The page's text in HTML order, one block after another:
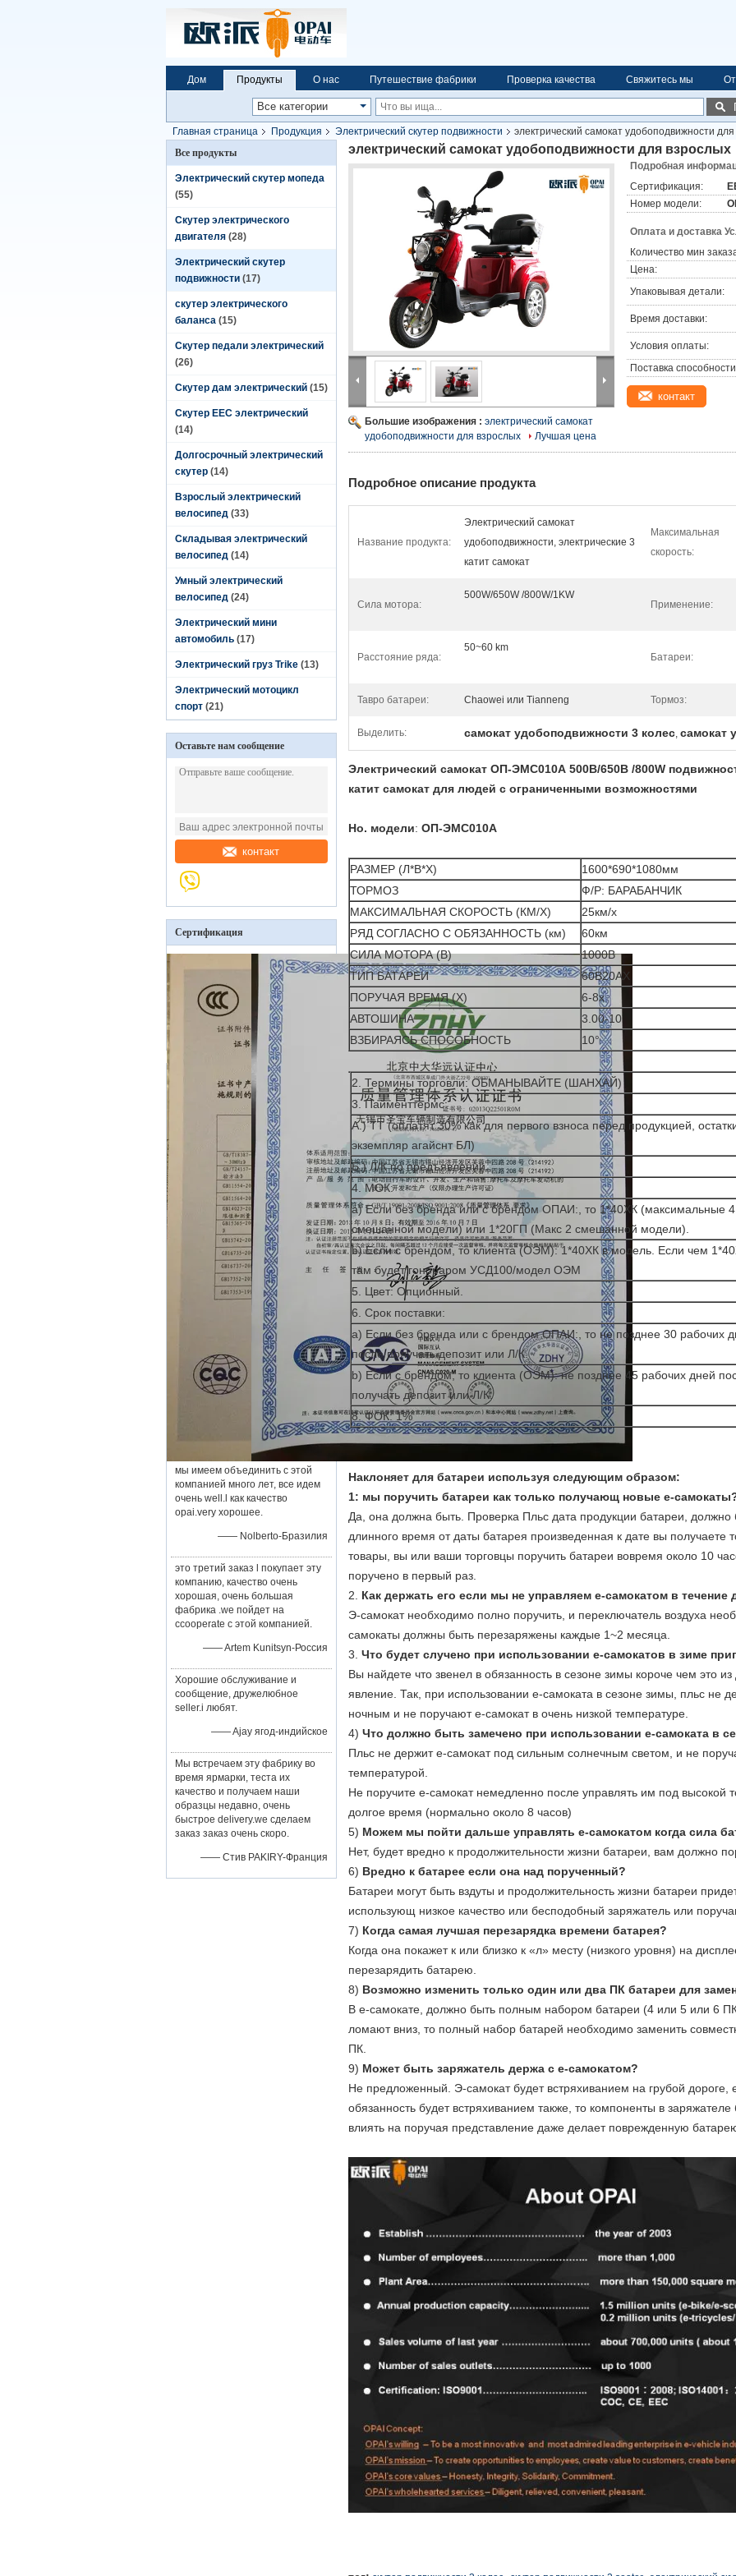
Дом Продукты О нас Путешествие фабрики Проверка качества Свяжитесь мы
Главная страница Продукция Электрический скутер подвижности
электрический самокат удобоподвижности
Все продукты
Электрический скутер мопеда
(55)
Скутер электрического
двигателя (28)
Электрический скутер
подвижности (17)
скутер электрического
баланса (15)
Скутер педали электрический
(26)
Скутер дам электрический (15)
Скутер EEC электрический
(14)
Долгосрочный электрический
скутер (14)
Взрослый электрический
велосипед (33)
Складывая электрический
велосипед (14)
Умный электрический
велосипед (24)
Электрический мини
автомобиль (17)
Электрический груз Trike (13)
Электрический мотоцикл
спорт (21)
Оставьте нам сообщение
контакт
Сертификация
мы имеем объединить с этой
компанией много лет, все идем
очень well.l как качество
opai.very хорошее.
—— Nolberto-Бразилия
это третий заказ l покупает эту
компанию, качество очень
хорошая, очень большая
фабрика .we пойдет на
ccooperate с этой компанией.
—— Artem Kunitsyn-Россия
Хорошие обслуживание и
сообщение, дружелюбное
seller.i любят.
—— Ajay ягод-индийское
Мы встречаем эту фабрику во
время ярмарки, теста их
качество и получаем наши
образцы недавно, очень
быстрое delivery.we сделаем
заказ заказ очень скоро.
—— Стив PAKIRY-Франция
электрический самокат удобоподвижности для взрослых
Большие изображения : электрический самокат
удобоподвижности для взрослых
Лучшая цена
Подробная
Сертификация:
Номер модели:
Оплата и доставка
Количество мин
Цена:
Упаковывая детали:
Время доставки:
Условия оплаты:
Поставка
контакт
Подробное описание продукта
Название продукта:
Электрический самокат
удобоподвижности, электрические 3
катит самокат
Максимальная
скорость:
Сила мотора:
500W/650W /800W/1KW
Применение:
Расстояние ряда:
50~60 km
Батареи:
Тавро батареи: Chaowei или Tianneng Тормоз:
Выделить: самокат удобоподвижности 3 колес, самокат
Электрический самокат ОП-ЭМС010А 500В/650В /800W
катит самокат для людей с ограниченными возможностями
Но. модели: ОП-ЭМС010А
РАЗМЕР (Л*В*Х)
1600*690*1080мм
ТОРМОЗ
Ф/Р: БАРАБАНЧИК
МАКСИМАЛЬНАЯ СКОРОСТЬ (КМ/Х)
25км/х
РЯД СОГЛАСНО С ОБЯЗАННОСТЬ (км)
60км
СИЛА МОТОРА (В)
1000В
ТИП БАТАРЕИ
60В20АХ
ПОРУЧАЯ ВРЕМЯ (Х)
6-8х
АВТОШИНА
3.00-10
ВЗБИРАЯСЬ СПОСОБНОСТЬ
10°
2. Термины торговли: ОБМАНЫВАЙТЕ (ШАНХАЙ)
3. Пайменттермс:
А.) ТТ (оплатят 30% как для первого взноса перед продукцией,
экземпляр агайснт БЛ)
Б.) Л/К по предъявлении.
4. МОК:
a) Если без бренда или с брендом ОПАИ:, то 1*40ХК (максимальные 4
смешанной модели) или 1*20ГП (Макс 2 смешанной модели).
b) Если с брендом, то клиента (ОЭМ): 1*40ХК в модель. Если чем
там будет гонораром УСД100/модел ОЭМ
5. Цвет: Опционный.
6. Срок поставки:
a) Если без бренда или с брендом ОПАИ:, то не позднее 30 рабочих
после получать депозит или Л/К.
b) Если с брендом, то клиента (ОЭМ): не позднее 45 рабочих дней
получать депозит или Л/К.
8. ФОК: 1%
Наклоняет для батареи используя следующим образом:
1: мы поручить батареи как только получающ новые е-
Да, она должна быть. Проверка Пльс дата продукции батареи,
длинного время от даты батарея произведенная к дате вы получаете
товары, вы или ваши торговцы поручить батареи вовремя около 10
поручено в первый раз.
2. Как держать его если мы не управляем е-самокатом в течение
Э-самокат необходимо полно поручить, и переключатель воздуха
самокаты должны быть перезаряжены каждые 1~2 месяца.
3. Что будет случено при использовании е-самокатов в зиме
Вы найдете что звенел в обязанность в сезоне зимы короче чем это
явление. Так, при использовании е-самоката в сезоне зимы, пльс не
ночным и не поручают е-самокат в очень низкой температуре.
4) Что должно быть замечено при использовании е-самоката в
Пльс не держит е-самокат под сильным солнечным светом, и не
температурой.
Не поручите е-самокат немедленно после управлять им под высокой
долгое время (нормально около 8 часов)
5) Можем мы пойти дальше управлять е-самокатом когда сила
Нет, будет вредно к продолжительности жизни батареи, вам должно
6) Вредно к батарее если она над порученный?
Батареи могут быть вздуты и продолжительность жизни батареи
использующ низкое качество или бесподобный заряжатель или
7) Когда самая лучшая перезарядка времени батарея?
Когда она покажет к или близко к «л» месту (низкого уровня) на
перезарядить батарею.
8) Возможно изменить только один или два ПК батареи для
В е-самокате, должно быть полным набором батареи (4 или 5 или 6
ломают вниз, то полный набор батарей необходимо заменить
ПК.
9) Может быть заряжатель держа с е-самокатом?
Не предложенный. Э-самокат будет встряхиванием на грубой дороге,
обязанность будет встряхиванием также, то компоненты в
влиять на поручая представление даже делает поврежденную